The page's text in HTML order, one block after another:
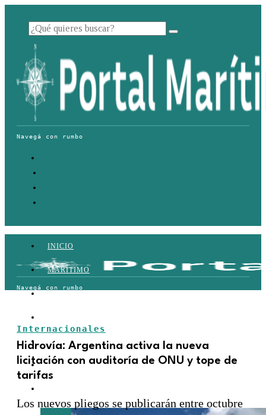
INICIO
MARÍTIMO
FERROVIARIO
LOGÍSTICA
Internacionales
Hidrovía: Argentina activa la nueva
licitación con auditoría de ONU y tope de
tarifas
Los nuevos pliegos se publicarán entre octubre